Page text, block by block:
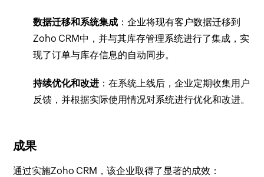
数据迁移和系统集成 ：企业将现有客户数据迁移到
Zoho CRM中，并与其库存管理系统进行了集成，实
现了订单与库存信息的自动同步。
持续优化和改进 ：在系统上线后，企业定期收集用户
反馈，并根据实际使用情况对系统进行优化和改进。
成果
通过实施Zoho CRM，该企业取得了显著的成效：